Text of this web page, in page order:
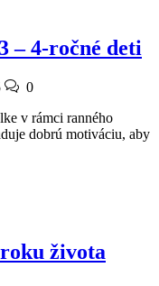
– 4-ročné deti
0
v rámci ranného
dobrú motiváciu, aby
života